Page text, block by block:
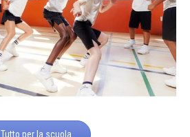
Tutto per la scuola